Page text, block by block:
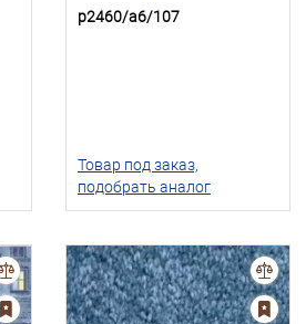
p2460/a6/107
Товар под заказ,
подобрать аналог